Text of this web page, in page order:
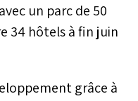
un parc de 50
34 hôtels à fin juin
grâce à